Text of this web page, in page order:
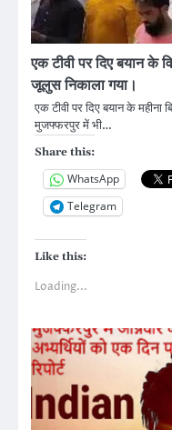
एक टीवी पर दिए बयान के
जूलुस निकाला गया।
एक टीवी पर दिए बयान के
मुजफ्फरपुर में भी…
Share this:
WhatsApp
Telegram
Like this:
Loading...